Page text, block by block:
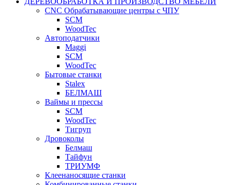
CNC Обрабатывающие центры с ЧПУ
SCM
WoodTec
Автоподатчики
Maggi
SCM
WoodTec
Бытовые станки
Stalex
БЕЛМАШ
Ваймы и прессы
SCM
WoodTec
Тигруп
Дровоколы
Белмаш
Тайфун
ТРИУМФ
Клеенаносящие станки